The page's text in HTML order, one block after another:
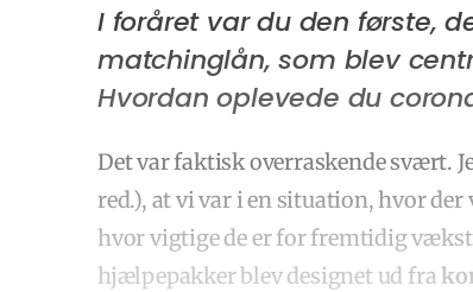
I foråret var du den første,
matchinglån, som blev
Hvordan oplevede du
Det var faktisk overraskende svært.
red.), at vi var i en situation, hvor
hvor vigtige de er for fremtidig
hjælpepakker blev designet ud fra